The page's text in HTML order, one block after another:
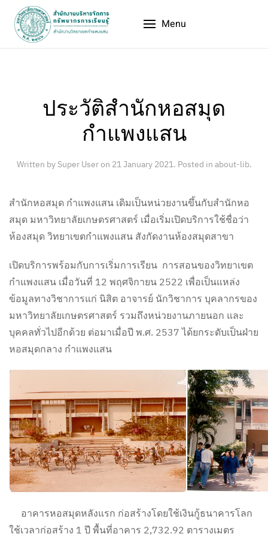
Menu
ประวัติสำนักหอสมุด
กำแพงแสน
Written by Super User on 21 January 2021. Posted in about-lib.
สำนักหอสมุด กำแพงแสน เดิมเป็นหน่วยงานขึ้นกับสำนักหอ
สมุด มหาวิทยาลัยเกษตรศาสตร์ เมื่อเริ่มเปิดบริการใช้ชื่อว่า
ห้องสมุด วิทยาเขตกำแพงแสน สังกัดงานห้องสมุดสาขา
เปิดบริการพร้อมกับการเริ่มการเรียน การสอนของวิทยาเขต
กำแพงแสน เมื่อวันที่ 12 พฤศจิกายน 2522 เพื่อเป็นแหล่ง
ข้อมูลทางวิชาการแก่ นิสิต อาจารย์ นักวิชาการ บุคลากรของ
มหาวิทยาลัยเกษตรศาสตร์ รวมถึงหน่วยงานภายนอก และ
บุคคลทั่วไปอีกด้วย ต่อมาเมื่อปี พ.ศ. 2537 ได้ยกระดับเป็นฝ่าย
หอสมุดกลาง กำแพงแสน
อาคารหอสมุดหลังแรก ก่อสร้างโดยใช้เงินกู้ธนาคารโลก
ใช้เวลาก่อสร้าง 1 ปี พื้นที่อาคาร 2,732.92 ตารางเมตร